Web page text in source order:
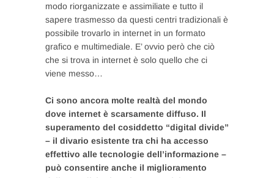
modo riorganizzate e assimiliate e tutto il
sapere trasmesso da questi centri tradizionali è
possibile trovarlo in internet in un formato
grafico e multimediale. E’ ovvio però che ciò
che si trova in internet è solo quello che ci
viene messo…
Ci sono ancora molte realtà del mondo
dove internet è scarsamente diffuso. Il
superamento del cosiddetto “digital divide”
– il divario esistente tra chi ha accesso
effettivo alle tecnologie dell’informazione –
può consentire anche il miglioramento